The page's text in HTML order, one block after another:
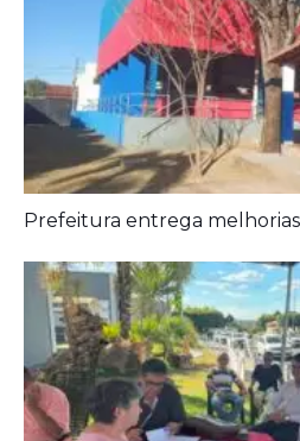
Aposentados encerram
com a prefeitura de Iporá
Deixe seu
Comments are closed.